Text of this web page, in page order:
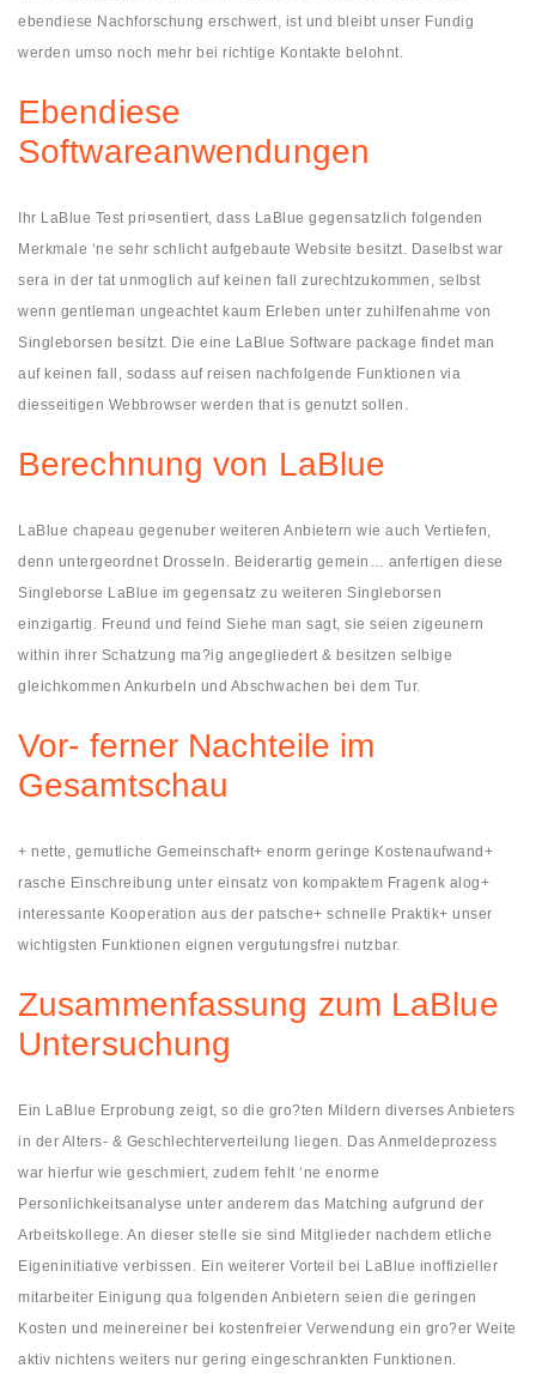
ebendiese Nachforschung erschwert, ist und bleibt unser Fundig
werden umso noch mehr bei richtige Kontakte belohnt.
Ebendiese
Softwareanwendungen
Ihr LaBlue Test pri¤sentiert, dass LaBlue gegensatzlich folgenden
Merkmale ‘ne sehr schlicht aufgebaute Website besitzt. Daselbst war
sera in der tat unmoglich auf keinen fall zurechtzukommen, selbst
wenn gentleman ungeachtet kaum Erleben unter zuhilfenahme von
Singleborsen besitzt. Die eine LaBlue Software package findet man
auf keinen fall, sodass auf reisen nachfolgende Funktionen via
diesseitigen Webbrowser werden that is genutzt sollen.
Berechnung von LaBlue
LaBlue chapeau gegenuber weiteren Anbietern wie auch Vertiefen,
denn untergeordnet Drosseln. Beiderartig gemein… anfertigen diese
Singleborse LaBlue im gegensatz zu weiteren Singleborsen
einzigartig. Freund und feind Siehe man sagt, sie seien zigeunern
within ihrer Schatzung ma?ig angegliedert & besitzen selbige
gleichkommen Ankurbeln und Abschwachen bei dem Tur.
Vor- ferner Nachteile im
Gesamtschau
+ nette, gemutliche Gemeinschaft+ enorm geringe Kostenaufwand+
rasche Einschreibung unter einsatz von kompaktem Fragenk alog+
interessante Kooperation aus der patsche+ schnelle Praktik+ unser
wichtigsten Funktionen eignen vergutungsfrei nutzbar.
Zusammenfassung zum LaBlue
Untersuchung
Ein LaBlue Erprobung zeigt, so die gro?ten Mildern diverses Anbieters
in der Alters- & Geschlechterverteilung liegen. Das Anmeldeprozess
war hierfur wie geschmiert, zudem fehlt ‘ne enorme
Personlichkeitsanalyse unter anderem das Matching aufgrund der
Arbeitskollege. An dieser stelle sie sind Mitglieder nachdem etliche
Eigeninitiative verbissen. Ein weiterer Vorteil bei LaBlue inoffizieller
mitarbeiter Einigung qua folgenden Anbietern seien die geringen
Kosten und meinereiner bei kostenfreier Verwendung ein gro?er Weite
aktiv nichtens weiters nur gering eingeschrankten Funktionen.